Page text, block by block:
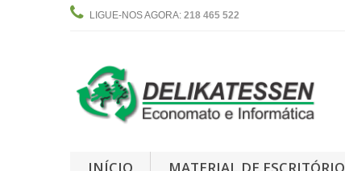
LIGUE-NOS AGORA: 218 465 522
INÍCIO MATERIAL DE ESCRITÓRIO